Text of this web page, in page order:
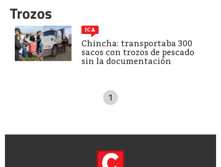
Trozos
ICA
Chincha: transportaba 300
sacos con trozos de pescado
sin la documentación
1